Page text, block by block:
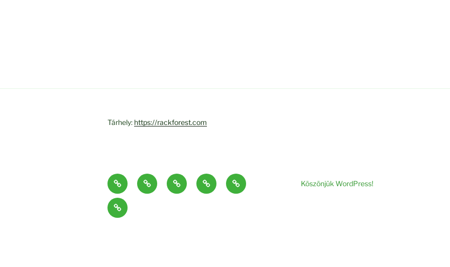
Tárhely: https://rackforest.com
Bemutatkozás
Galéria Támogatóink
Üszögi
Híradók
Kapcsolat
Naptár
Köszönjük WordPress!